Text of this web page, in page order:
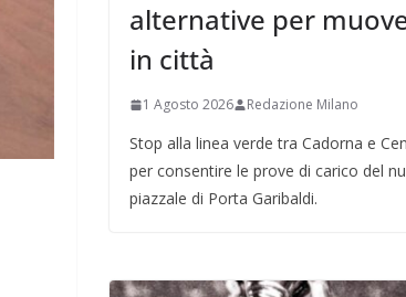
alternative per
in città
1 Agosto 2026 Redazione Milano
Stop alla linea verde tra Cadorna e
per consentire le prove di carico del
piazzale di Porta Garibaldi.